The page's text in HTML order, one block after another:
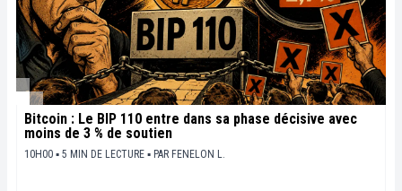
Bitcoin : Le BIP 110 entre dans sa phase décisive avec
moins de 3 % de soutien
10H00 ▪ 5 MIN DE LECTURE ▪ PAR FENELON L.